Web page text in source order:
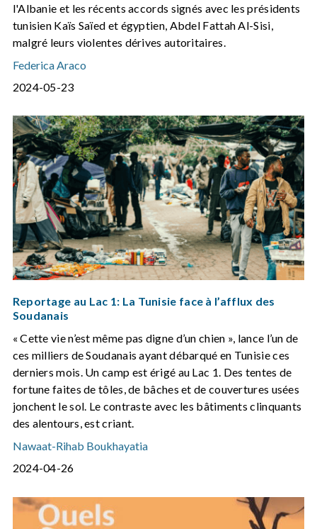
l'Albanie et les récents accords signés avec les présidents
tunisien Kaïs Saïed et égyptien, Abdel Fattah Al-Sisi,
malgré leurs violentes dérives autoritaires.
Federica Araco
2024-05-23
Reportage au Lac 1: La Tunisie face à l’afflux des
Soudanais
« Cette vie n’est même pas digne d’un chien », lance l’un de
ces milliers de Soudanais ayant débarqué en Tunisie ces
derniers mois. Un camp est érigé au Lac 1. Des tentes de
fortune faites de tôles, de bâches et de couvertures usées
jonchent le sol. Le contraste avec les bâtiments clinquants
des alentours, est criant.
Nawaat-Rihab Boukhayatia
2024-04-26